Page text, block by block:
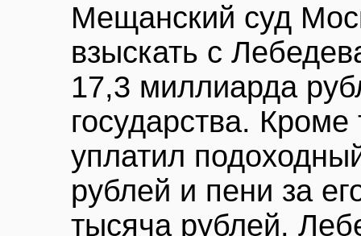
Мещанский суд
взыскать с
17,3 миллиарда
государства.
уплатил
рублей и пени за
тысяча рублей.